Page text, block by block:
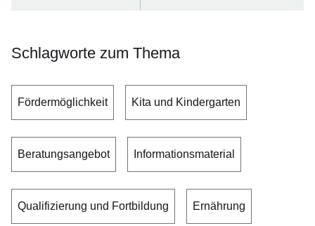
Schlagworte zum Thema
Fördermöglichkeit Kita und Kindergarten
Beratungsangebot Informationsmaterial
Qualifizierung und Fortbildung Ernährung